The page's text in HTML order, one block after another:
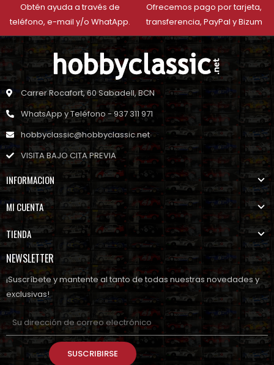
Obtén ayuda a través de
teléfono, e-mail y/o WhatApp.
Ofrecemos pago por tarjeta,
transferencia, PayPal y Bizum
Carrer Rocafort, 60 Sabadell, BCN
WhatsApp y Teléfono - 937 311 971
hobbyclassic@hobbyclassic.net
VISITA BAJO CITA PREVIA
INFORMACION
MI CUENTA
TIENDA
NEWSLETTER
¡Suscríbete y mantente al tanto de todas nuestras novedades y
exclusivas!
SUSCRIBIRSE